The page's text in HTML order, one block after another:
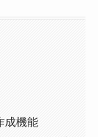
成機能